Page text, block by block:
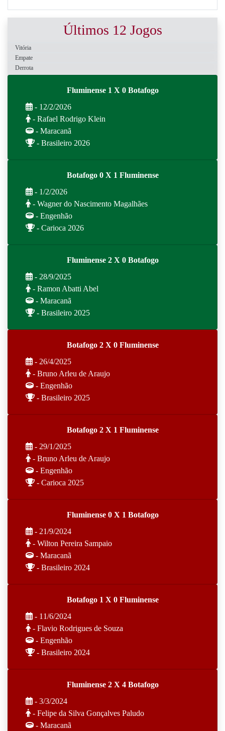
Últimos 12 Jogos
Vitória
Empate
Derrota
Fluminense 1 X 0 Botafogo
- 12/2/2026
- Rafael Rodrigo Klein
- Maracanã
- Brasileiro 2026
Botafogo 0 X 1 Fluminense
- 1/2/2026
- Wagner do Nascimento Magalhães
- Engenhão
- Carioca 2026
Fluminense 2 X 0 Botafogo
- 28/9/2025
- Ramon Abatti Abel
- Maracanã
- Brasileiro 2025
Botafogo 2 X 0 Fluminense
- 26/4/2025
- Bruno Arleu de Araujo
- Engenhão
- Brasileiro 2025
Botafogo 2 X 1 Fluminense
- 29/1/2025
- Bruno Arleu de Araujo
- Engenhão
- Carioca 2025
Fluminense 0 X 1 Botafogo
- 21/9/2024
- Wilton Pereira Sampaio
- Maracanã
- Brasileiro 2024
Botafogo 1 X 0 Fluminense
- 11/6/2024
- Flavio Rodrigues de Souza
- Engenhão
- Brasileiro 2024
Fluminense 2 X 4 Botafogo
- 3/3/2024
- Felipe da Silva Gonçalves Paludo
- Maracanã